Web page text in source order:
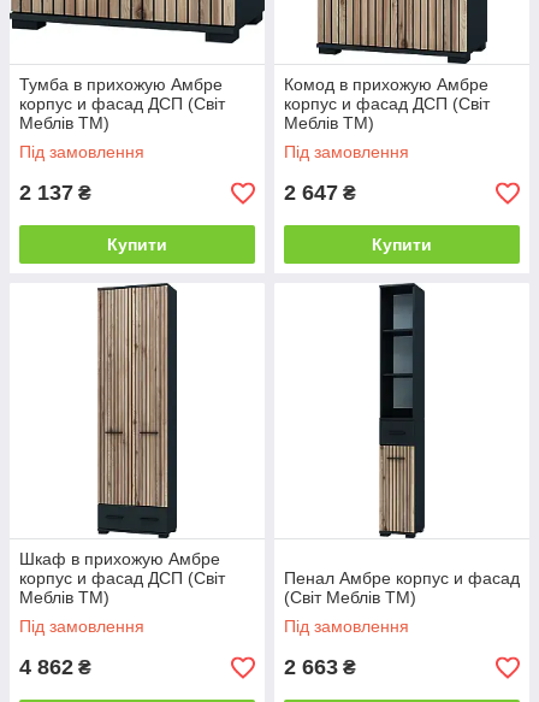
Тумба в прихожую Амбре
корпус и фасад ДСП (Світ
Меблів TM)
Під замовлення
2 137 ₴
Купити
Комод в прихожую Амбре
корпус и фасад ДСП (Світ
Меблів TM)
Під замовлення
2 647 ₴
Купити
Шкаф в прихожую Амбре
корпус и фасад ДСП (Світ
Меблів TM)
Під замовлення
4 862 ₴
Пенал Амбре корпус и фасад
(Світ Меблів ТМ)
Під замовлення
2 663 ₴